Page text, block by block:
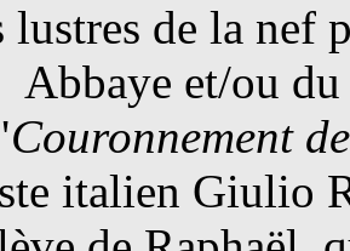
lustres de la nef
Abbaye et/ou
Couronnement
italien Giulio